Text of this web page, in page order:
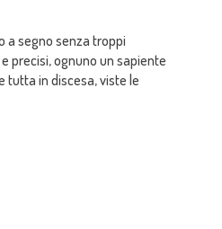
a segno senza troppi
precisi, ognuno un sapiente
tutta in discesa, viste le